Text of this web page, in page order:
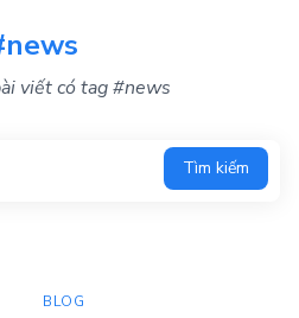
viết có tag #news
Tìm kiếm
BLOG